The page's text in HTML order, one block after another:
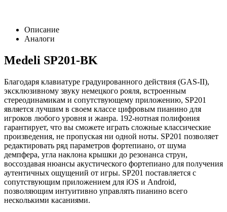
Описание
Аналоги
Medeli SP201-BK
Благодаря клавиатуре градуированного действия (GAS-II),
эксклюзивному звуку немецкого рояля, встроенным
стереодинамикам и сопутствующему приложению, SP201
является лучшим в своем классе цифровым пианино для
игроков любого уровня и жанра. 192-нотная полифония
гарантирует, что вы сможете играть сложные классические
произведения, не пропуская ни одной ноты. SP201 позволяет
редактировать ряд параметров фортепиано, от шума
демпфера, угла наклона крышки до резонанса струн,
воссоздавая нюансы акустического фортепиано для получения
аутентичных ощущений от игры. SP201 поставляется с
сопутствующим приложением для iOS и Android,
позволяющим интуитивно управлять пианино всего
несколькими касаниями.